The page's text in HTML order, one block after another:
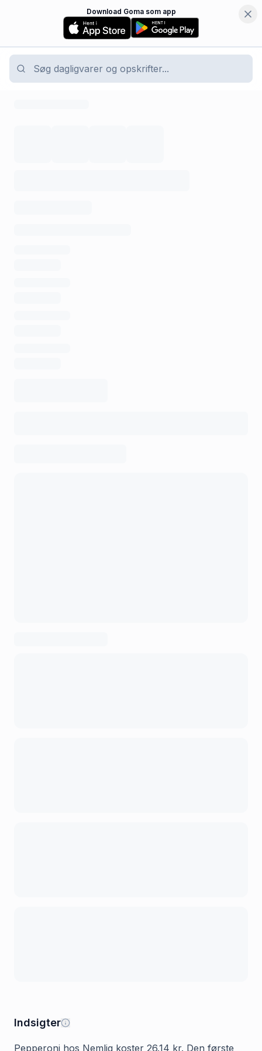
Download Goma som app
Indsigter
Pepperoni hos Nemlig koster 26.14 kr. Den første